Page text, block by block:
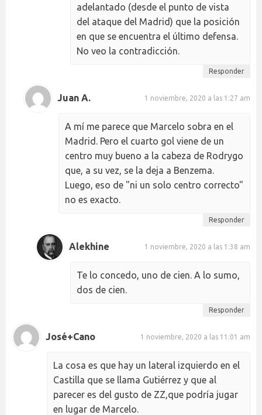
adelantado (desde el punto de vista
del ataque del Madrid) que la posición
en que se encuentra el último defensa.
No veo la contradicción.
Responder
Juan A. 1 noviembre, 2020 a las 1:27 am
A mí me parece que Marcelo sobra en el
Madrid. Pero el cuarto gol viene de un
centro muy bueno a la cabeza de Rodrygo
que, a su vez, se la deja a Benzema.
Luego, eso de "ni un solo centro correcto"
no es exacto.
Responder
Alekhine 1 noviembre, 2020 a las 1:38 am
Te lo concedo, uno de cien. A lo sumo,
dos de cien.
Responder
José+Cano 1 noviembre, 2020 a las 11:01 am
La cosa es que hay un lateral izquierdo en el
Castilla que se llama Gutiérrez y que al
parecer es del gusto de ZZ,que podría jugar
en lugar de Marcelo.